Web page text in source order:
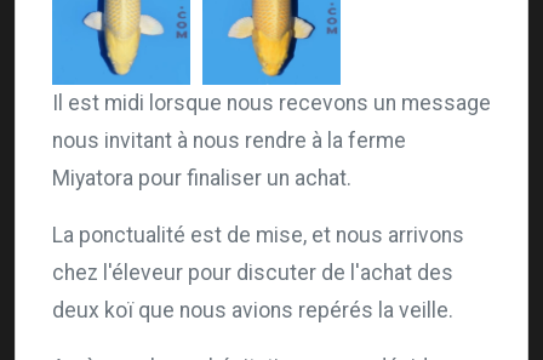
Il est midi lorsque nous recevons un message
nous invitant à nous rendre à la ferme
Miyatora pour finaliser un achat.
La ponctualité est de mise, et nous arrivons
chez l'éleveur pour discuter de l'achat des
deux koï que nous avions repérés la veille.